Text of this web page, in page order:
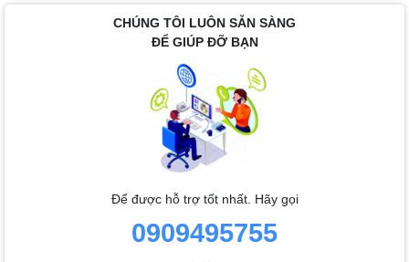
CHÚNG TÔI LUÔN SẴN SÀNG
ĐỂ GIÚP ĐỠ BẠN
Để được hỗ trợ tốt nhất. Hãy gọi
0909495755